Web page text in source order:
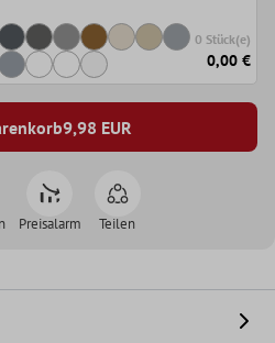
0 Stück(e)
0,00 €
9,98 EUR
Preisalarm Teilen